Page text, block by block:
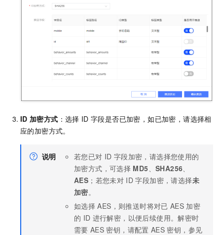
ID 加密方式 ：选择 ID 字段是否已加密，如已加密，请选择相
应的加密方式。
说明 若您已对 ID 字段加密，请选择您使用的
加密方式，可选择 MD5 SHA256
AES ；若您未对 ID 字段加密，请选择未
加密。
如选择 AES，则推送时将对已 AES 加密
的 ID 进行解密，以便后续使用。解密时
需要 AES 密钥，请配置 AES 密钥，参见